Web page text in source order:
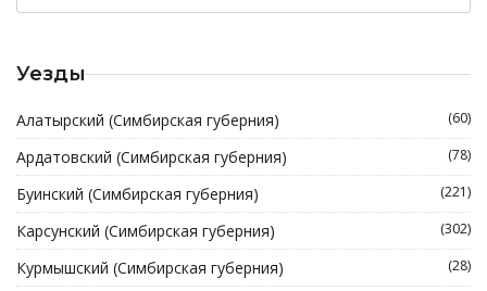
Уезды
Алатырский (Симбирская губерния) (60)
Ардатовский (Симбирская губерния) (78)
Буинский (Симбирская губерния) (221)
Карсунский (Симбирская губерния) (302)
Курмышский (Симбирская губерния) (28)